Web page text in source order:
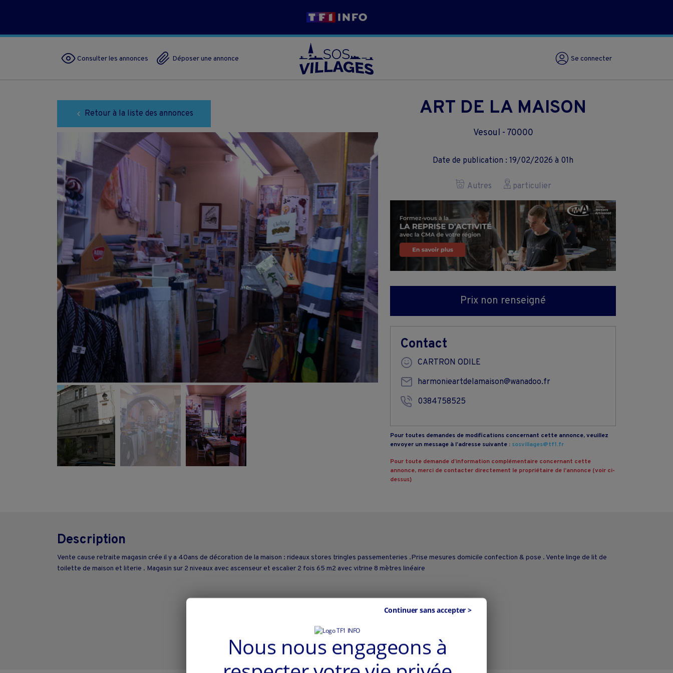
Consulter les annonces Déposer une annonce Se connecter
Retour à la liste des annonces ART DE LA MAISON
Vesoul - 70000
Date de publication : 19/02/2026 à 01h
Autres particulier
Prix non renseigné
Contact
CARTRON ODILE
harmonieartdelamaison@wanadoo.fr
0384758525
Pour toutes demandes de modifications concernant cette annonce, veuillez
envoyer un message à l’adresse suivante : sosvillages@tf1.fr
Pour toute demande d’information complémentaire concernant cette
annonce, merci de contacter directement le propriétaire de l’annonce (voir ci-
dessus)
Description
Vente cause retraite magasin crée il y a 40ans de décoration de la maison : rideaux stores tringles passementeries .Prise mesures domicile confection & pose . Vente linge de lit de
toilette de maison et literie . Magasin sur 2 niveaux avec ascenseur et escalier 2 fois 65 m2 avec vitrine 8 mètres linéaire
Nous nous engageons à
Continuer sans accepter >